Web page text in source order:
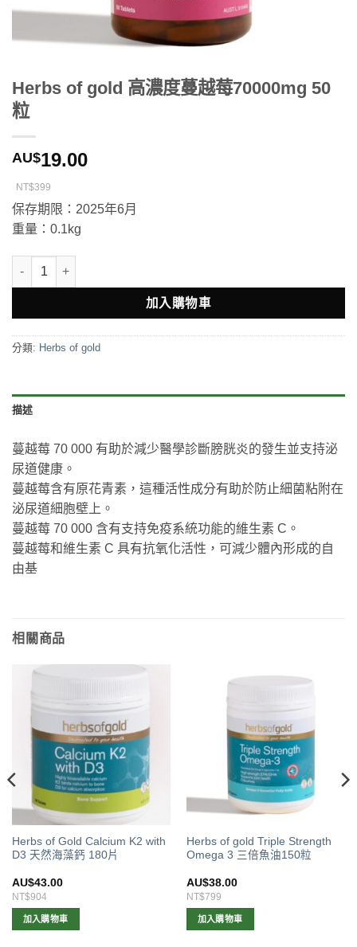
Herbs of gold 高濃度蔓越莓70000mg 50
粒
AU$19.00
NT$399
保存期限：2025年6月
重量：0.1kg
Herbs of gold 高濃度蔓越莓70000mg 50粒 數量
加入購物車
分類: Herbs of gold
描述
蔓越莓 70 000 有助於減少醫學診斷膀胱炎的發生並支持泌
尿道健康。
蔓越莓含有原花青素，這種活性成分有助於防止細菌粘附在
泌尿道細胞壁上。
蔓越莓 70 000 含有支持免疫系統功能的維生素 C。
蔓越莓和維生素 C 具有抗氧化活性，可減少體內形成的自
由基
相關商品
Herbs of Gold Calcium K2 with
D3 天然海藻鈣 180片
AU$43.00
NT$904
加入購物車
Herbs of gold Triple Strength
Omega 3 三倍魚油150粒
AU$38.00
NT$799
加入購物車